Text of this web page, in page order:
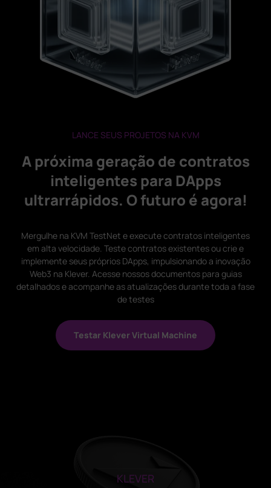
LANCE SEUS PROJETOS NA KVM
A próxima geração de contratos
inteligentes para DApps
ultrarrápidos. O futuro é agora!
Mergulhe na KVM TestNet e execute contratos inteligentes
em alta velocidade. Teste contratos existentes ou crie e
implemente seus próprios DApps, impulsionando a inovação
Web3 na Klever. Acesse nossos documentos para guias
detalhados e acompanhe as atualizações durante toda a fase
de testes
Testar Klever Virtual Machine
KLEVER